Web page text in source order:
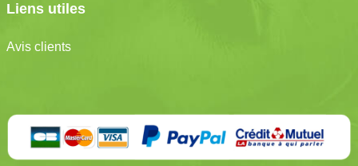
Liens utiles
Avis clients